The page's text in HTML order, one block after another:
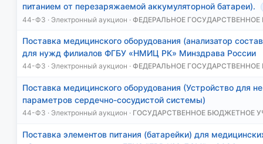
питанием от перезаряжаемой аккумуляторной батареи).
44-ФЗ · Электронный аукцион · ФЕДЕРАЛЬНОЕ
Поставка медицинского оборудования (анализатор
для нужд филиалов ФГБУ «НМИЦ РК» Минздрава России
44-ФЗ · Электронный аукцион · ФЕДЕРАЛЬНОЕ
Поставка медицинского оборудования (Устройство для
параметров сердечно-сосудистой системы)
44-ФЗ · Электронный аукцион · ГОСУДАРСТВЕННОЕ БЮДЖЕТНОЕ
Поставка элементов питания (батарейки) для